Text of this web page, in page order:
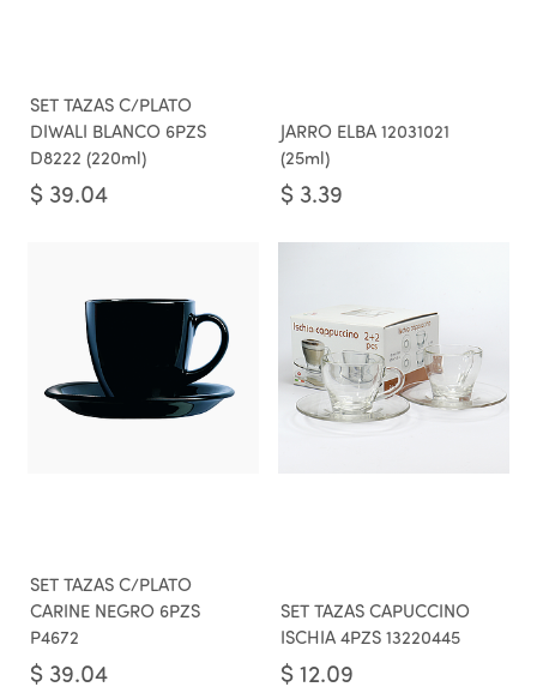
SET TAZAS C/PLATO
DIWALI BLANCO 6PZS
D8222 (220ml)
$ 39.04
JARRO ELBA 12031021
(25ml)
$ 3.39
SET TAZAS C/PLATO
CARINE NEGRO 6PZS
P4672
$ 39.04
SET TAZAS CAPUCCINO
ISCHIA 4PZS 13220445
$ 12.09